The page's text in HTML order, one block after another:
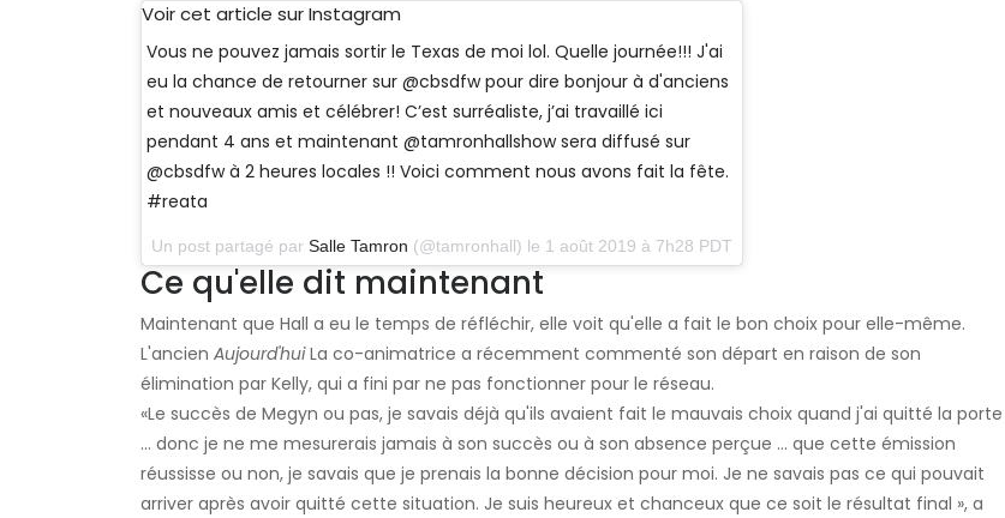
Voir cet article sur Instagram
Vous ne pouvez jamais sortir le Texas de moi lol. Quelle journée!!! J'ai
eu la chance de retourner sur @cbsdfw pour dire bonjour à d'anciens
et nouveaux amis et célébrer! C’est surréaliste, j’ai travaillé ici
pendant 4 ans et maintenant @tamronhallshow sera diffusé sur
@cbsdfw à 2 heures locales !! Voici comment nous avons fait la fête.
#reata
Un post partagé par Salle Tamron (@tamronhall) le 1 août 2019 à 7h28 PDT
Ce qu'elle dit maintenant
Maintenant que Hall a eu le temps de réfléchir, elle voit qu'elle a fait le bon choix pour elle-même.
L'ancien Aujourd'huiLa co-animatrice a récemment commenté son départ en raison de son
élimination par Kelly, qui a fini par ne pas fonctionner pour le réseau.
«Le succès de Megyn ou pas, je savais déjà qu'ils avaient fait le mauvais choix quand j'ai quitté la porte
... donc je ne me mesurerais jamais à son succès ou à son absence perçue ... que cette émission
réussisse ou non, je savais que je prenais la bonne décision pour moi. Je ne savais pas ce qui pouvait
arriver après avoir quitté cette situation. Je suis heureux et chanceux que ce soit le résultat final », a